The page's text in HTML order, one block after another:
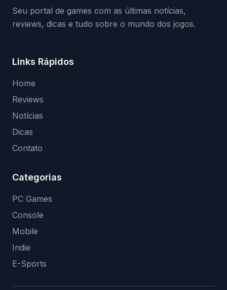
Seu portal de games com as últimas notícias,
reviews, dicas e tudo sobre o mundo dos jogos.
Links Rápidos
Home
Reviews
Notícias
Dicas
Contato
Categorias
PC Games
Console
Mobile
Indie
E-Sports